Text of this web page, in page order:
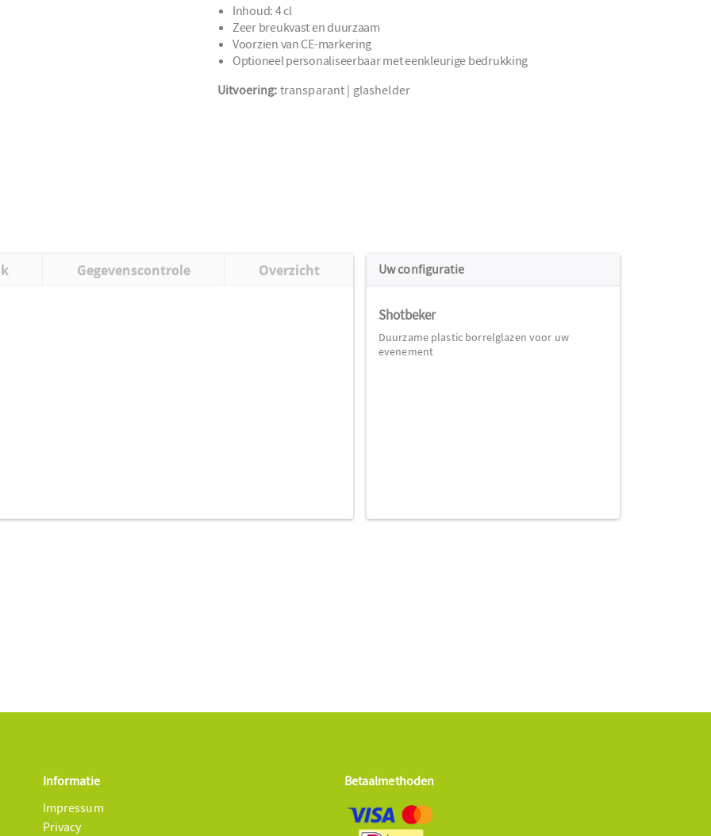
Inhoud: 4 cl
Zeer breukvast en duurzaam
Voorzien van CE-markering
Optioneel personaliseerbaar met eenkleurige bedrukking
Uitvoering: transparant | glashelder
Gegevenscontrole Overzicht Uw configuratie
Shotbeker
Duurzame plastic borrelglazen voor uw
evenement
Informatie
Impressum
Privacy
Betaalmethoden